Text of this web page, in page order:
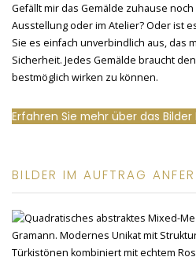
Gefällt mir das Gemälde zuhause
Ausstellung oder im Atelier? Oder ist
Sie es einfach unverbindlich aus, das
Sicherheit. Jedes Gemälde braucht
bestmöglich wirken zu können.
Erfahren Sie mehr über das
BILDER IM AUFTRAG